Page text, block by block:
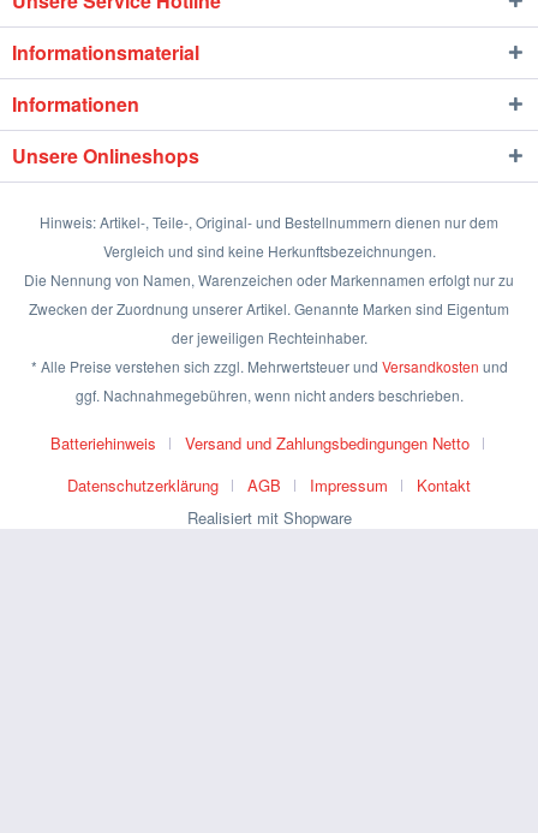
Informationsmaterial
Informationen
Unsere Onlineshops
Hinweis: Artikel-, Teile-, Original- und Bestellnummern dienen nur dem
Vergleich und sind keine Herkunftsbezeichnungen.
Die Nennung von Namen, Warenzeichen oder Markennamen erfolgt nur zu
Zwecken der Zuordnung unserer Artikel. Genannte Marken sind Eigentum
der jeweiligen Rechteinhaber.
* Alle Preise verstehen sich zzgl. Mehrwertsteuer und Versandkosten und
ggf. Nachnahmegebühren, wenn nicht anders beschrieben.
Batteriehinweis
Versand und Zahlungsbedingungen Netto
Datenschutzerklärung
AGB Impressum
Kontakt
Realisiert mit Shopware